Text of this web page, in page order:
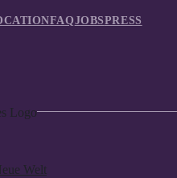
FAQJOBSPRESS
Welt